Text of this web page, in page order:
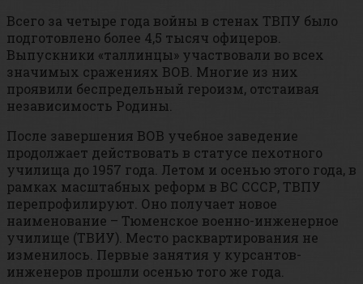
Всего за четыре года войны в стенах ТВПУ было
подготовлено более 4,5 тысяч офицеров.
Выпускники «таллинцы» участвовали во всех
значимых сражениях ВОВ. Многие из них
проявили беспредельный героизм, отстаивая
независимость Родины.
После завершения ВОВ учебное заведение
продолжает действовать в статусе пехотного
училища до 1957 года. Летом и осенью этого года, в
рамках масштабных реформ в ВС СССР, ТВПУ
перепрофилируют. Оно получает новое
наименование – Тюменское военно-инженерное
училище (ТВИУ). Место расквартирования не
изменилось. Первые занятия у курсантов-
инженеров прошли осенью того же года.